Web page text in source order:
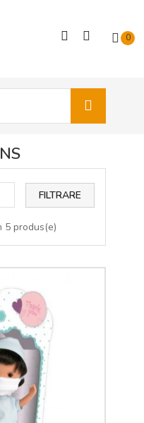
0
FILTRARE
5 produs(e)